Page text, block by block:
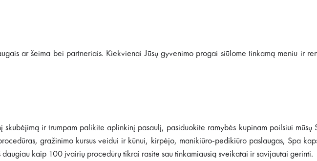
ar šeima bei partneriais. Kiekvienai Jūsų gyvenimo progai siūlome tinkamą meniu ir
ir trumpam palikite aplinkinį pasaulį, pasiduokite ramybės kupinam poilsiui mūsų
gražinimo kursus veidui ir kūnui, kirpėjo, manikiūro-pedikiūro paslaugas, Spa
kaip 100 įvairių procedūrų tikrai rasite sau tinkamiausią sveikatai ir savijautai gerinti.